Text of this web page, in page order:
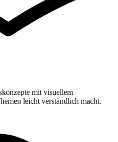
mit visuellem
leicht verständlich macht.